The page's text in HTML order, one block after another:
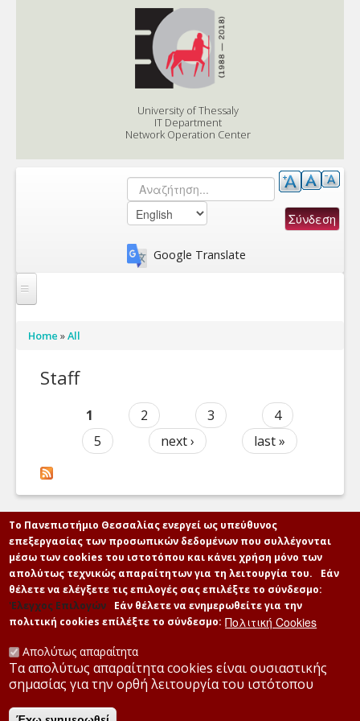
University of Thessaly
IT Department
Network Operation Center
Search form
Αναζήτηση
Google Translate
Our Department
You are here
Home »All
Staff
1 2 3
4
5
next › last »
Το Πανεπιστήμιο Θεσσαλίας ενεργεί ως υπεύθυνος
επεξεργασίας των προσωπικών δεδομένων που συλλέγονται
μέσω των cookies του ιστοτόπου και κάνει χρήση μόνο των
απολύτως τεχνικώς απαραίτητων για τη λειτουργία του.
Εάν
θέλετε να ελέγξετε τις επιλογές σας επιλέξτε το σύνδεσμο:
'Ελεγχος Επιλογών
Εάν θέλετε να ενημερωθείτε για την
πολιτική cookies επίλέξτε το σύνδεσμο: Πολιτική Cookies
Απολύτως απαραίτητα
Τα απολύτως απαραίτητα cookies είναι ουσιαστικής
σημασίας για την ορθή λειτουργία του ιστότοπου